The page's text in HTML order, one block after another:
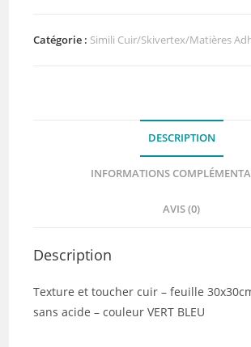
Sud
Catégorie : Simili Cuir/Skivertex/Matières
DESCRIPTION
INFORMATIONS
AVIS (0)
Description
Texture et toucher cuir – feuille
sans acide – couleur VERT BLEU